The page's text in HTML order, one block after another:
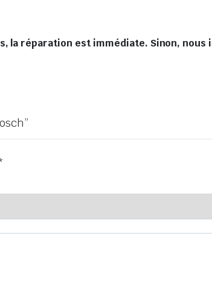
réparation est immédiate. Sinon, nous